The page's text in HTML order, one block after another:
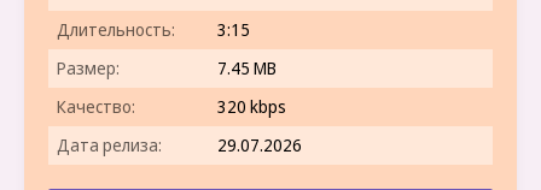
Длительность:
3:15
Размер:
7.45 MB
Качество:
320 kbps
Дата релиза:
29.07.2026